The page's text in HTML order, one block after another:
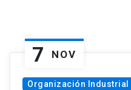
7 NOV
Organización Industrial